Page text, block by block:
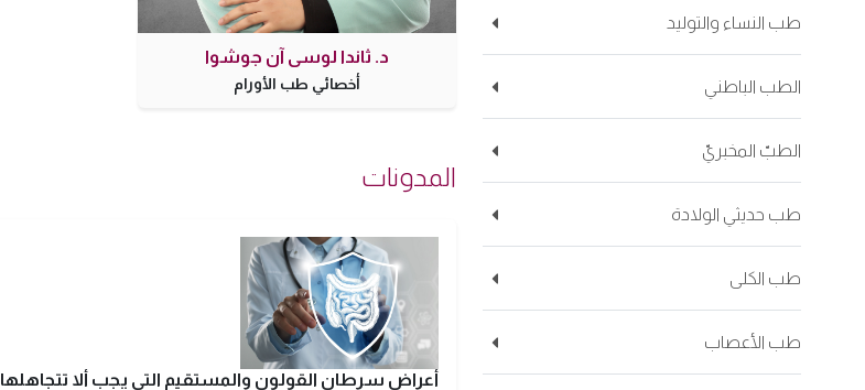
طب النساء والتوليد
الطب الباطني
الطبّ المخبريّ
طب حديثي الولادة
طب الكلى
طب الأعصاب
د. ثاندا لوسي آن جوشوا
أخصائي طب الأورام
المدونات
أعراض سرطان القولون والمستقيم التي يجب ألا تتجاهلها